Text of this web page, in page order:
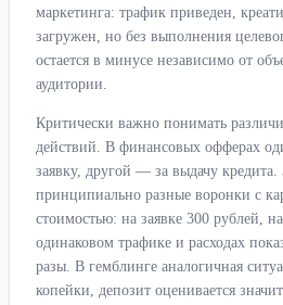
маркетинга: трафик приведен,
загружен, но без выполнения
остается в минусе независимо от
аудитории.
Критически важно понимать
действий. В финансовых офферах
заявку, другой — за выдачу
принципиально разные воронки с
стоимостью: на заявке 300 рублей,
одинаковом трафике и расходах
разы. В гемблинге аналогичная
копейки, депозит оценивается